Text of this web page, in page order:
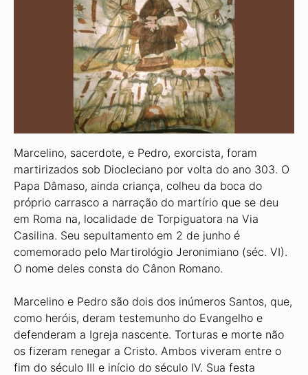
Marcelino, sacerdote, e Pedro, exorcista, foram
martirizados sob Diocleciano por volta do ano 303. O
Papa Dâmaso, ainda criança, colheu da boca do
próprio carrasco a narração do martírio que se deu
em Roma na, localidade de Torpiguatora na Via
Casilina. Seu sepultamento em 2 de junho é
comemorado pelo Martirológio Jeronimiano (séc. VI).
O nome deles consta do Cânon Romano.
Marcelino e Pedro são dois dos inúmeros Santos, que,
como heróis, deram testemunho do Evangelho e
defenderam a Igreja nascente. Torturas e morte não
os fizeram renegar a Cristo. Ambos viveram entre o
fim do século III e início do século IV. Sua festa